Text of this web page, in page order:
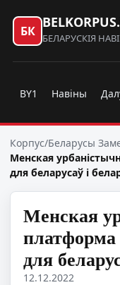
БК БЕЛАРУСКІЯ
BY1 Навіны
Корпус/Беларусы
Менская
для беларусаў і
Менская
платформа
для
12.12.2022